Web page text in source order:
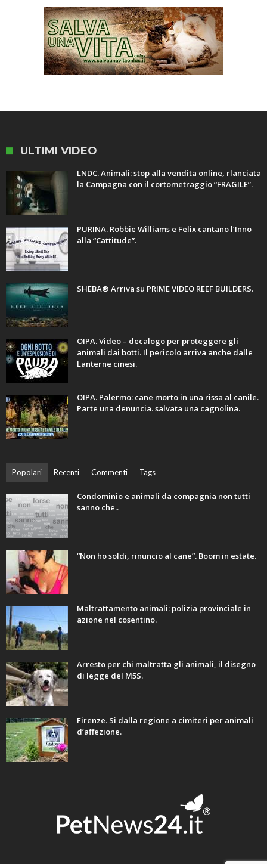
ULTIMI VIDEO
LNDC. Animali: stop alla vendita online, rlanciata
la Campagna con il cortometraggio “FRAGILE”.
PURINA. Robbie Williams e Felix cantano l’Inno
alla “Cattitude”.
SHEBA® Arriva su PRIME VIDEO REEF BUILDERS.
OIPA. Video – decalogo per proteggere gli
animali dai botti. Il pericolo arriva anche dalle
Lanterne cinesi.
OIPA. Palermo: cane morto in una rissa al canile.
Parte una denuncia. salvata una cagnolina.
Popolari Recenti Commenti Tags
Condominio e animali da compagnia non tutti
sanno che..
“Non ho soldi, rinuncio al cane”. Boom in estate.
Maltrattamento animali: polizia provinciale in
azione nel cosentino.
Arresto per chi maltratta gli animali, il disegno
di legge del M5S.
Firenze. Si dalla regione a cimiteri per animali
d’affezione.